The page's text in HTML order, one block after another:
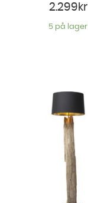
2.299 kr
5 på lager